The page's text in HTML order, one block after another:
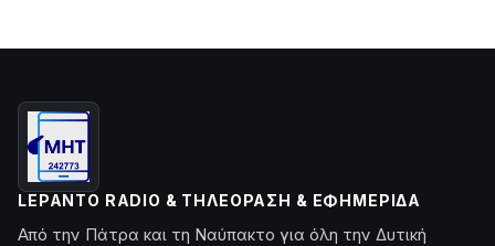
LEPANTO RADIO & ΤΗΛΕΌΡΑΣΗ & ΕΦΗΜΕΡΊΔΑ
Από την Πάτρα και τη Ναύπακτο για όλη την Δυτική